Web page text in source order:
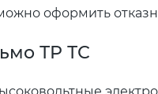
оформить
ТР ТС